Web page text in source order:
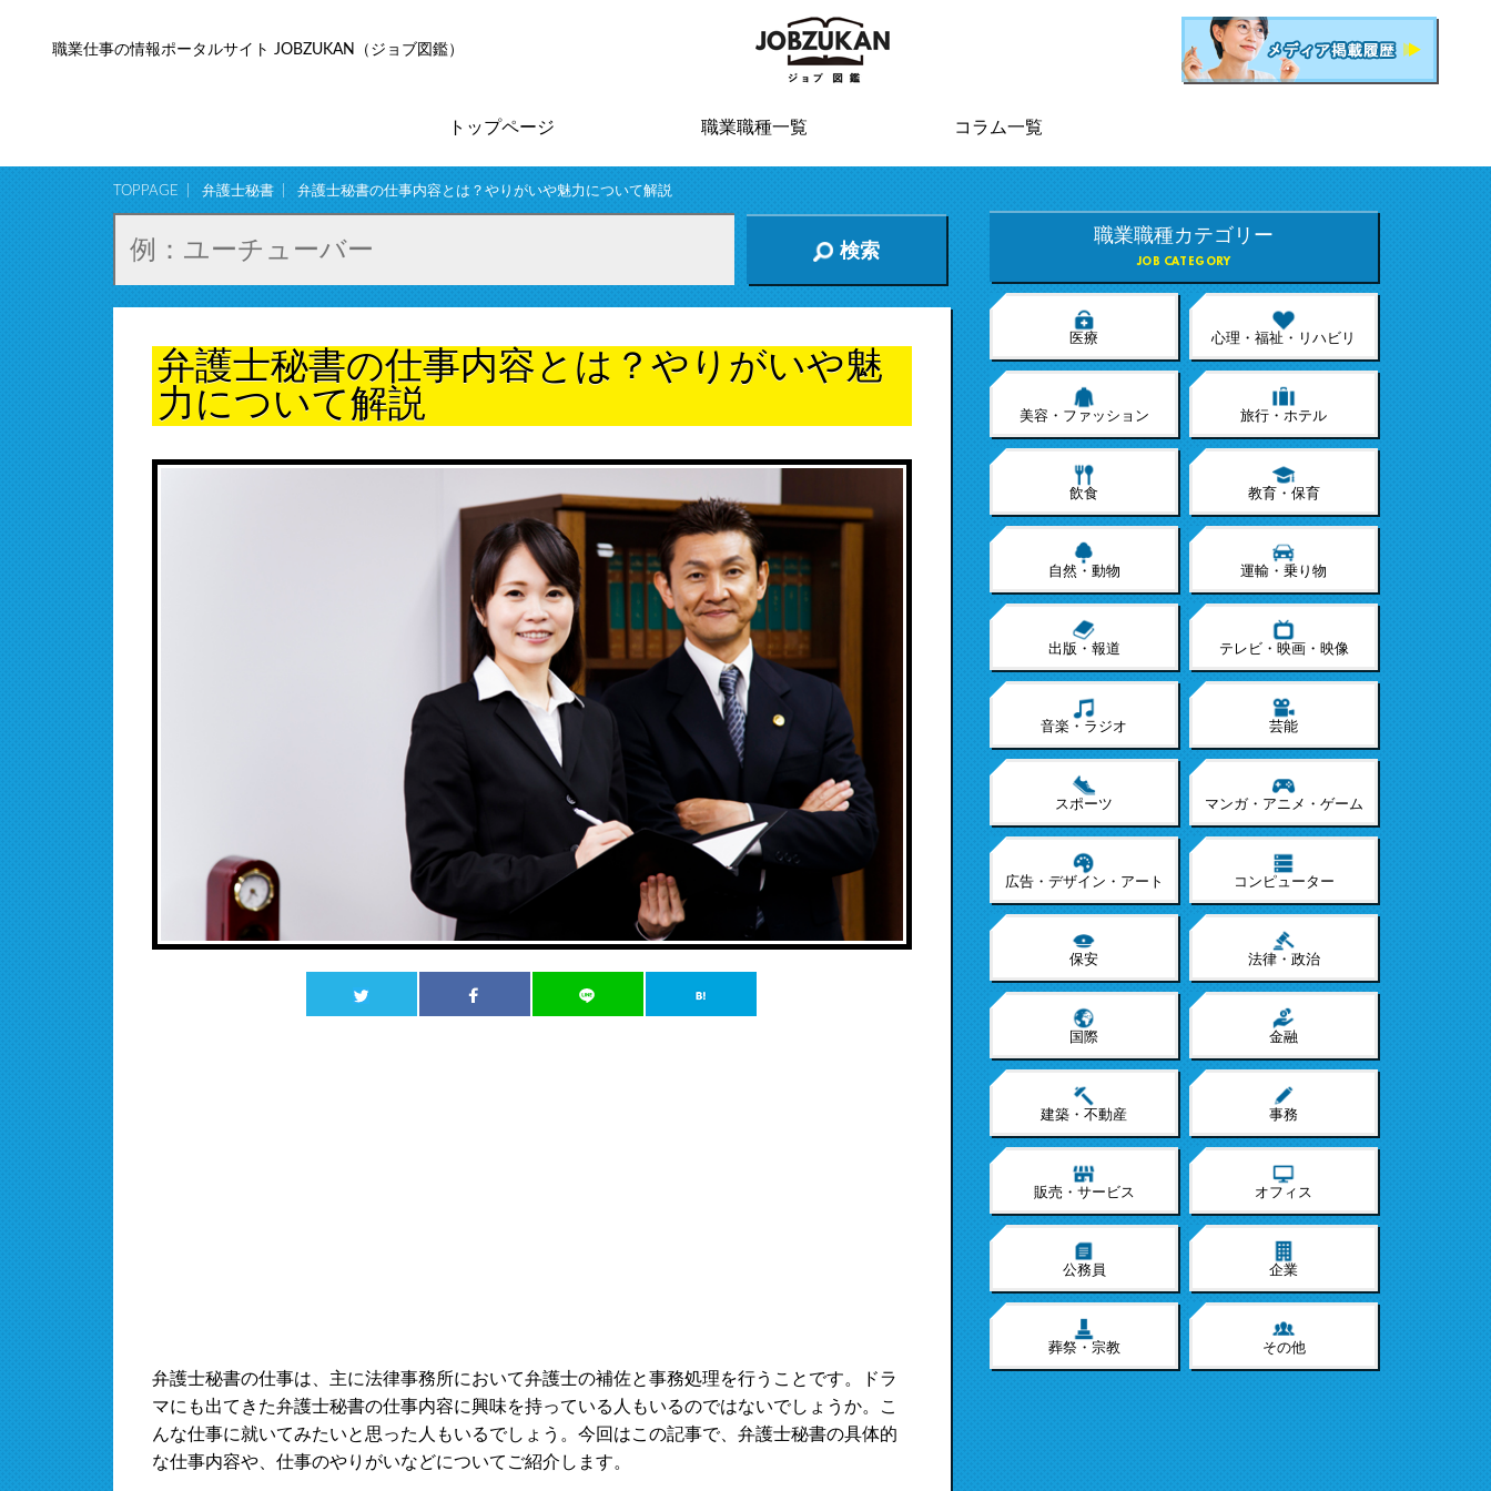
職業仕事の情報ポータルサイト JOBZUKAN（ジョブ図鑑）
トップページ 職業職種一覧 コラム一覧
TOPPAGE 弁護士秘書 弁護士秘書の仕事内容とは？やりがいや魅力について解説
検索
弁護士秘書の仕事内容とは？やりがいや魅
力について解説
弁護士秘書の仕事は、主に法律事務所において弁護士の補佐と事務処理を行うことです。ドラ
マにも出てきた弁護士秘書の仕事内容に興味を持っている人もいるのではないでしょうか。こ
んな仕事に就いてみたいと思った人もいるでしょう。今回はこの記事で、弁護士秘書の具体的
な仕事内容や、仕事のやりがいなどについてご紹介します。
職業職種カテゴリー
JOB CATEGORY
医療 心理・福祉・リハビリ
美容・ファッション 旅行・ホテル
飲食 教育・保育
自然・動物 運輸・乗り物
出版・報道 テレビ・映画・映像
音楽・ラジオ 芸能
スポーツ マンガ・アニメ・ゲーム
広告・デザイン・アート コンピューター
保安 法律・政治
国際 金融
建築・不動産 事務
販売・サービス オフィス
公務員 企業
葬祭・宗教 その他